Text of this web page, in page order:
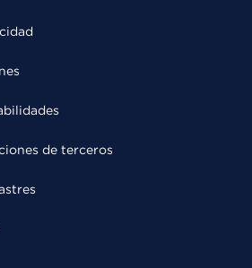
de terceros